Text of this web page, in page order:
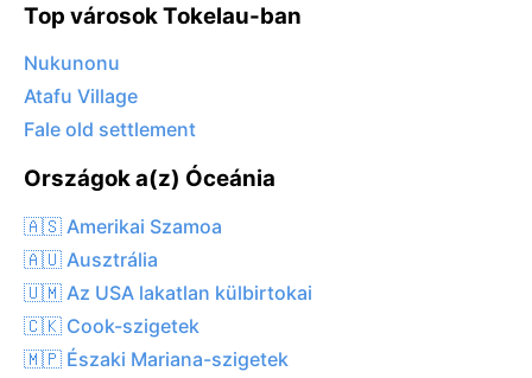
Top városok Tokelau-ban
Nukunonu
Atafu Village
Fale old settlement
Országok a(z) Óceánia
🇦🇸 Amerikai Szamoa
🇦🇺 Ausztrália
🇺🇲 Az USA lakatlan külbirtokai
🇨🇰 Cook-szigetek
🇲🇵 Északi Mariana-szigetek